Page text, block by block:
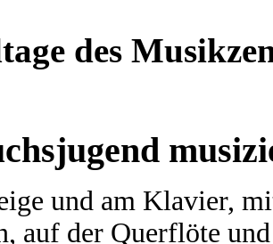
des
und am Klavier,
auf der Querflöte